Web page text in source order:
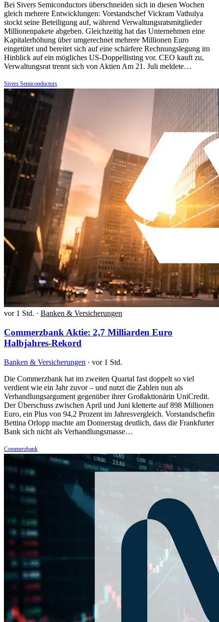
Bei Sivers Semiconductors überschneiden sich in diesen Wochen
gleich mehrere Entwicklungen: Vorstandschef Vickram Vathulya
stockt seine Beteiligung auf, während Verwaltungsratsmitglieder
Millionenpakete abgeben. Gleichzeitig hat das Unternehmen eine
Kapitalerhöhung über umgerechnet mehrere Millionen Euro
eingetütet und bereitet sich auf eine schärfere Rechnungslegung im
Hinblick auf ein mögliches US-Doppellisting vor. CEO kauft zu,
Verwaltungsrat trennt sich von Aktien Am 21. Juli meldete…
Sivers Semiconductors
vor 1 Std. · Banken & Versicherungen
Commerzbank Aktie: 2,7 Milliarden Euro
Halbjahres-Rekord
Banken & Versicherungen · vor 1 Std.
Die Commerzbank hat im zweiten Quartal fast doppelt so viel
verdient wie ein Jahr zuvor – und nutzt die Zahlen nun als
Verhandlungsargument gegenüber ihrer Großaktionärin UniCredit.
Der Überschuss zwischen April und Juni kletterte auf 898 Millionen
Euro, ein Plus von 94,2 Prozent im Jahresvergleich. Vorstandschefin
Bettina Orlopp machte am Donnerstag deutlich, dass die Frankfurter
Bank sich nicht als Verhandlungsmasse…
Commerzbank